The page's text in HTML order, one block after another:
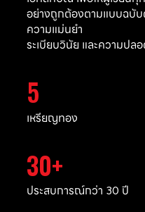
อย่างถูกต้องตามแบบฉบั
ความแม่นยำ
ระเบียบวินัย และความปล
5
เหรียญทอง
30
ประสบการณ์กว่า 30 ปี